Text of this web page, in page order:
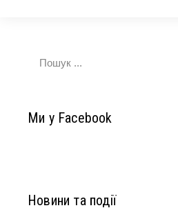
Ми у Facebook
Новини та події